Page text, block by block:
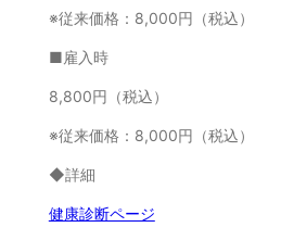
※従来価格：8,000円（税込）
■雇入時
8,800円（税込）
※従来価格：8,000円（税込）
◆詳細
健康診断ページ